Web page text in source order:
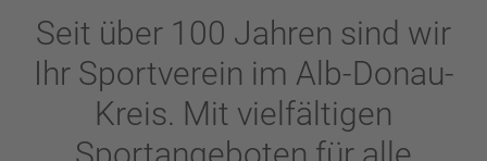
Seit über 100 Jahren sind wir
Ihr Sportverein im Alb-Donau-
Kreis. Mit vielfältigen